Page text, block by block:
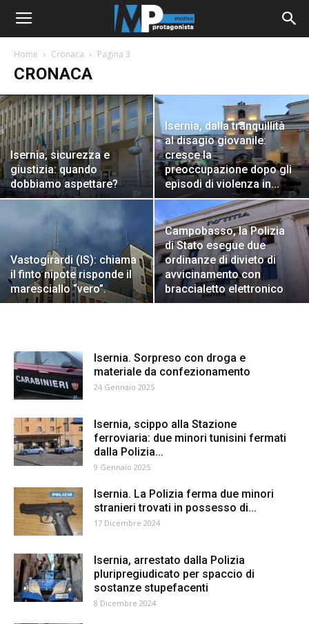
Home Cronaca Pagina 3
CRONACA
Isernia, sicurezza e
giustizia: quando
dobbiamo aspettare?
Isernia, dalla tranquillità
al disagio giovanile:
cresce la
preoccupazione dopo gli
episodi di violenza in...
Vastogirardi (IS): chiama
il finto nipote risponde il
maresciallo “vero”.
Campobasso, la Polizia
di Stato esegue due
ordinanze di divieto di
avvicinamento con
braccialetto elettronico
Isernia. Sorpreso con droga e
materiale da confezionamento
24 Gennaio 2025
Isernia, scippo alla Stazione
ferroviaria: due minori tunisini fermati
dalla Polizia...
9 Gennaio 2025
Isernia. La Polizia ferma due minori
stranieri trovati in possesso di...
17 Dicembre 2024
Isernia, arrestato dalla Polizia
pluripregiudicato per spaccio di
sostanze stupefacenti
8 Dicembre 2024